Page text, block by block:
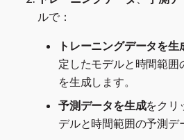
ルで：
トレーニングデータを生
定したモデルと時間範囲
を生成します。
予測データを生成をクリ
デルと時間範囲の予測デ